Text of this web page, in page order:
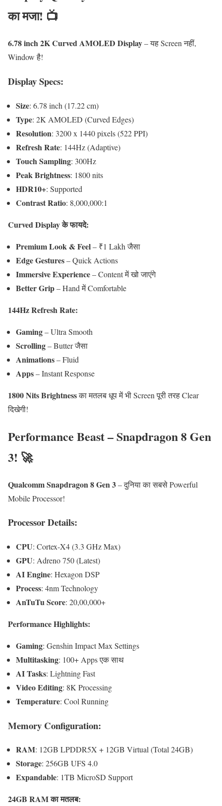
का मजा! 📺
6.78 inch 2K Curved AMOLED Display– यह Screen नहीं,
Window है!
Display Specs:
Size: 6.78 inch (17.22 cm)
Type: 2K AMOLED (Curved Edges)
Resolution: 3200 x 1440 pixels (522 PPI)
Refresh Rate: 144Hz (Adaptive)
Touch Sampling: 300Hz
Peak Brightness: 1800 nits
HDR10+: Supported
Contrast Ratio: 8,000,000:1
Curved Display के फायदे:
Premium Look & Feel– ₹1 Lakh जैसा
Edge Gestures– Quick Actions
Immersive Experience– Content में खो जाएंगे
Better Grip– Hand में Comfortable
144Hz Refresh Rate:
Gaming– Ultra Smooth
Scrolling– Butter जैसा
Animations– Fluid
Apps– Instant Response
1800 Nits Brightnessका मतलब धूप में भी Screen पूरी तरह Clear
दिखेगी!
Performance Beast – Snapdragon 8 Gen
3! 🚀
Qualcomm Snapdragon 8 Gen 3– दुनिया का सबसे Powerful
Mobile Processor!
Processor Details:
CPU: Cortex-X4 (3.3 GHz Max)
GPU: Adreno 750 (Latest)
AI Engine: Hexagon DSP
Process: 4nm Technology
AnTuTu Score: 20,00,000+
Performance Highlights:
Gaming: Genshin Impact Max Settings
Multitasking: 100+ Apps एक साथ
AI Tasks: Lightning Fast
Video Editing: 8K Processing
Temperature: Cool Running
Memory Configuration:
RAM: 12GB LPDDR5X + 12GB Virtual (Total 24GB)
Storage: 256GB UFS 4.0
Expandable: 1TB MicroSD Support
24GB RAM का मतलब: